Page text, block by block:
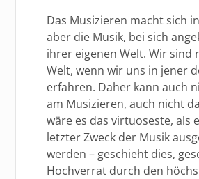
Das Musizieren macht sich
aber die Musik, bei sich
ihrer eigenen Welt. Wir sind
Welt, wenn wir uns in jener
erfahren. Daher kann auch
am Musizieren, auch nicht
wäre es das virtuoseste, als
letzter Zweck der Musik
werden – geschieht dies,
Hochverrat durch den